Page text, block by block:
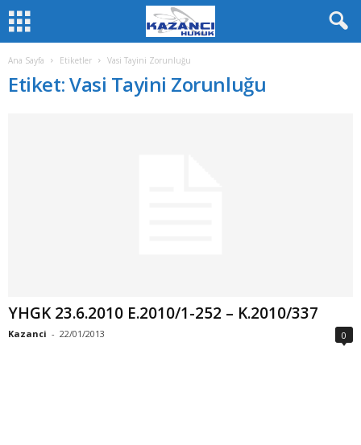
Ana Sayfa Etiketler Vasi Tayini Zorunluğu
Etiket: Vasi Tayini Zorunluğu
YHGK 23.6.2010 E.2010/1-252 – K.2010/337
Kazanci - 22/01/2013 0